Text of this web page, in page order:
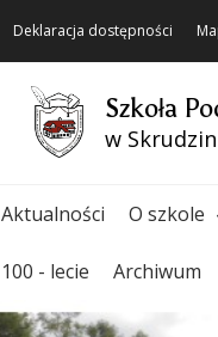
Deklaracja dostępności
Szkoła
w
Aktualności O szkole
100 - lecie Archiwum